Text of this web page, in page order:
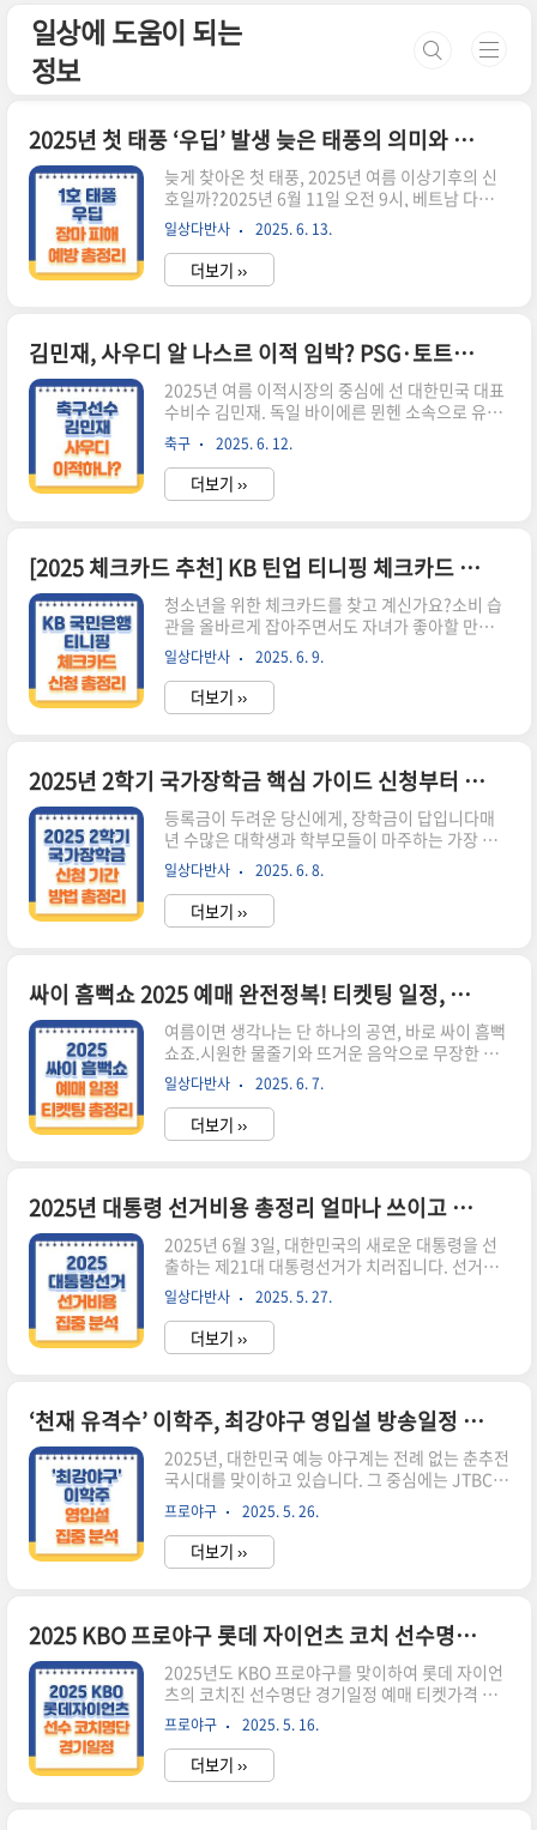
일상에 도움이 되는
정보
2025년 첫 태풍 ‘우딥’ 발생 늦은 태풍의 의미와 장마 피해 예방 총정리
늦게 찾아온 첫 태풍, 2025년 여름 이상기후의 신
호일까?2025년 6월 11일 오전 9시, 베트남 다낭
동쪽 약 580㎞ 해상에서 올해 첫 태풍 ‘우딥
(UDIT)’이 발생했습니다. 보통 첫 태풍은 5월 중에
발생하는 것이 일반적이지만, 올해는 6월 중순이
돼서야 태풍이 형성되었습니다. 이는 1951년 이후
체로 이상 강우 패턴이나 국지성 폭우, 장마 불균형
이 관측돼 왔습니다. 그렇다면 2025년 여름, 우리
는 어떤 날씨에 대비해야 할까요? 예년보다 빠른 장
마 시작, 불안정한 여름 날씨가 걱정되시죠? 올해
는 첫 태풍이 늦게 발생했지만, 제주도는 6월 12일
이미 장마가 시작되었습니다. 이는 평년보다 무..
일상다반사 2025. 6. 13.
더보기 ››
김민재, 사우디 알 나스르 이적 임박? PSG·토트넘도 경쟁…2025 여름 이적시장 핫이슈 총정
2025년 여름 이적시장의 중심에 선 대한민국 대표
수비수 김민재. 독일 바이에른 뮌헨 소속으로 유럽
최정상 무대에서 활약해온 그가, 이번 여름 사우디
아라비아로의 이적 가능성을 두고 뜨거운 관심을
받고 있습니다. 본 포스팅에서는 김민재 이적설의
배경과 주요 후보 구단, 이적료 전망, 향후 가능성
에른 뮌헨으로 이적하며 아시아 수비수 역대 최고
이적료(5,000만 유로)를 기록했습니다. 그러나
2024-25시즌 후반기부터 부진한 경기력과 아킬레
스건 부상으로 인해 현지 언론 및 팬들의 비판을 받
았고, 뮌헨 구단도 매각 가능성을 열어둔 것으로 알
려졌습니다.전반기 풀타임 소화, 시즌 후반엔 부상
악화주요 경기에서 ..
축구 2025. 6. 12.
더보기 ››
[2025 체크카드 추천] KB 틴업 티니핑 체크카드 발급 조건, 혜택, 이벤트 완벽 해부!
청소년을 위한 체크카드를 찾고 계신가요?소비 습
관을 올바르게 잡아주면서도 자녀가 좋아할 만한
감성까지 담긴 카드, 바로 KB국민 틴업 체크카드
(티니핑 디자인)을 소개합니다.KB국민카드가 새롭
게 선보인 이 카드는 단순히 ‘귀엽다’는 이유만으로
인기 있는 것이 아닙니다. 연령별 맞춤 혜택, 실속
과 중학생 사이에서 인기인 '티니핑' 캐릭터로 디자
인되어 자녀용 첫 체크카드로 강력 추천할 수 있죠.
KB 틴업 체크카드, 누가 쓸 수 있을까?이 카드는 단
순히 ‘10대를 위한 카드’가 아닙니다. 발급 조건이
명확히 나뉘어 있어 연령대별로 안전하고 합리적인
소비 경험을 제공합니다.연령발급 조건만 12~13
세보호자 동의 ..
일상다반사 2025. 6. 9.
더보기 ››
2025년 2학기 국가장학금 핵심 가이드 신청부터 지급일까지 총정리
등록금이 두려운 당신에게, 장학금이 답입니다매
년 수많은 대학생과 학부모들이 마주하는 가장 큰
고민은 바로 등록금입니다. 특히 수도권 사립대에
다니는 경우 한 학기만 해도 400만 원이 넘는 고지
서를 받아들고 한숨짓는 일이 적지 않죠. 자취 비
용, 교통비, 교재비까지 고려하면 그 부담은 더 큽
금은 단순한 재정 보조 이상의 의미를 지닙니다. 경
제적 여건에 상관없이 누구나 교육을 받을 수 있도
록 돕고, 학생 본연의 학업에 집중할 수 있는 환경을
조성하는 핵심 복지 제도입니다. 그래서 국가장학
금 제도를 제대로 이해하고 활용하는 것은 등록금
절약의 첫걸음이라 할 수 있습니다. 많은 분들이 헷
갈리는 국가장학금, 이런 실수..
일상다반사 2025. 6. 8.
더보기 ››
싸이 흠뻑쇼 2025 예매 완전정복! 티켓팅 일정, 선예매 방법, 공연 정보 총정리
여름이면 생각나는 단 하나의 공연, 바로 싸이 흠뻑
쇼죠.시원한 물줄기와 뜨거운 음악으로 무장한 이
페스티벌은 이제 하나의 계절적 문화로 자리 잡았
습니다.2025년에도 어김없이 돌아온 싸이의 전국
투어 콘서트, SUMMER SWAG.이번 포스팅에서는
티켓팅 일정부터 예매 전략, 좌석 정보, 지역별 공
요!2025년의 예매는 두 단계로 나눠서 진행됩니
다.우선권을 가진 NFT 보유자를 위한 사전 선예매,
그리고 모든 팬이 참여할 수 있는 일반 예매가 바로
그것이죠.NFT 선예매날짜: 2025년 6월 5일(목)시
간: 오후 12시 ~ 오후 6시대상: PSYger NFT 보유
자장소: 업비트 NFT 플랫폼 (전용 배너 통해 신청..
일상다반사 2025. 6. 7.
더보기 ››
2025년 대통령 선거비용 총정리 얼마나 쓰이고 언제 보전될까?
2025년 6월 3일, 대한민국의 새로운 대통령을 선
출하는 제21대 대통령선거가 치러집니다. 선거를
앞두고 유권자들의 관심은 정책과 공약뿐 아니라
후보들의 선거비용, 그리고 선거비용 보전 제도에
도 집중되고 있는데요. 오늘은 대통령 후보가 선거
를 치르며 사용하는 비용은 얼마나 되는지, 어떤 기
겠습니다. 선거비용 보전 제도란?선거에 출마하기
위해서는 막대한 비용이 소요됩니다. 국민이 공정
한 선택을 할 수 있도록 하기 위해, 대한민국은 공직
선거법 제122조에 따라 ‘선거비용 보전 제도’를 운
영하고 있습니다.이 제도는 정책과 공약 중심의 선
거문화를 정착시키고, 자금력에 따른 불공정을 줄
이기 위한 목적으로 도입되었습니다..
일상다반사 2025. 5. 27.
더보기 ››
‘천재 유격수’ 이학주, 최강야구 영입설 방송일정 총정리
2025년, 대한민국 예능 야구계는 전례 없는 춘추전
국시대를 맞이하고 있습니다. 그 중심에는 JTBC의
간판 예능 와 장시원 PD가 새롭게 론칭한 가 뜨거
운 경쟁을 벌이고 있습니다. 불꽃야구는 유튜브 기
반으로 방영 초반부터 수백만 조회수를 기록하며
돌풍을 일으켰고, 이에 위기의식을 느낀 최강야구
테랑 유격수 이학주의 '최강야구 영입설'이 수면 위
로 떠오르면서 팬들의 이목이 집중되고 있습니다.
예능 야구계, 두 프로그램의 치열한 경쟁 구도한때
예능 야구의 절대 강자로 군림하던 는 시즌 1~3까
지 큰 인기를 끌며 탄탄한 팬층을 형성했지만, 장시
원 PD가 이탈하면서 새롭게 제작한 가 그 빈틈을
파고들었습니다. 는 ..
프로야구 2025. 5. 26.
더보기 ››
2025 KBO 프로야구 롯데 자이언츠 코치 선수명단 경기일정 예매 티켓 구단SNS 알아보기
2025년도 KBO 프로야구를 맞이하여 롯데 자이언
츠의 코치진 선수명단 경기일정 예매 티켓가격 구
단 SNS 등에 대해서 알아보는 시간을 갖도록 하겠
습니다. 이번 포스팅을 통해서 2025년도 롯데자이
언츠에 대해 많은 정보를 드리도록 할 예정입니다.
선발명단 & 코치진롯데자이언츠는 2025년도 시즌
프로야구 2025. 5. 16.
더보기 ››